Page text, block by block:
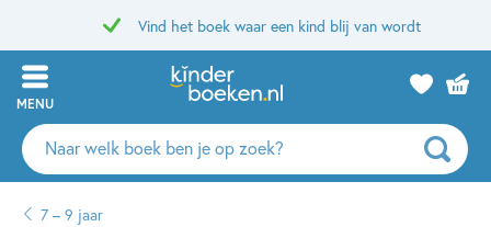
Vind het boek waar een kind blij van wordt
MENU
Zoeken
naar
auteurs
7 – 9 jaar